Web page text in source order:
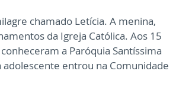
chamado Letícia. A menina,
da Igreja Católica. Aos 15
a Paróquia Santíssima
adolescente entrou na Comunidade